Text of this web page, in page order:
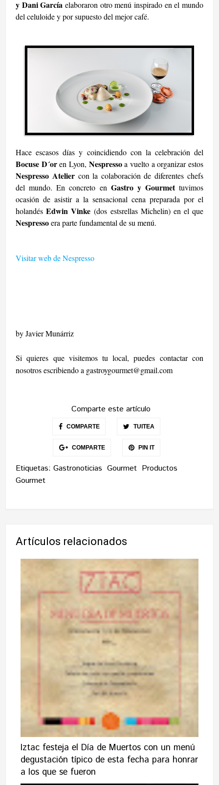
y Dani García elaboraron otro menú inspirado en el mundo
del celuloide y por supuesto del mejor café.
Hace escasos días y coincidiendo con la celebración del
Bocuse D´oren Lyon, Nespressoa vuelto a organizar estos
Nespresso Ateliercon la colaboración de diferentes chefs
del mundo. En concreto en Gastro y Gourmettuvimos
ocasión de asistir a la sensacional cena preparada por el
holandésEdwin Vinke (dos estsrellas Michelin) en el que
Nespressoera parte fundamental de su menú.
Visitar web de Nespresso
by Javier Munárriz
Si quieres que visitemos tu local, puedes contactar con
nosotros escribiendo a gastroygourmet@gmail.com
Comparte este artículo
COMPARTE TUITEA
COMPARTE PIN IT
Etiquetas:Gastronoticias Gourmet Productos
Gourmet
Artículos relacionados
Iztac festeja el Día de Muertos con un menú
degustación típico de esta fecha para honrar
a los que se fueron